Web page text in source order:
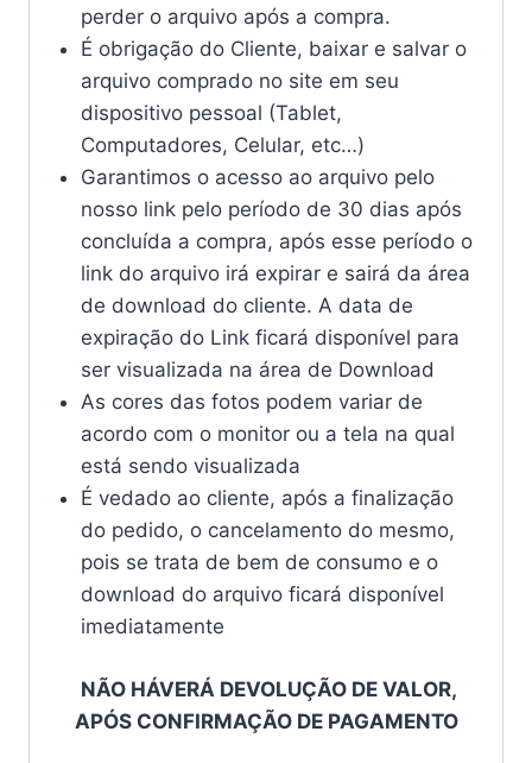
perder o arquivo após a compra.
É obrigação do Cliente, baixar e salvar o
arquivo comprado no site em seu
dispositivo pessoal (Tablet,
Computadores, Celular, etc…)
Garantimos o acesso ao arquivo pelo
nosso link pelo período de 30 dias após
concluída a compra, após esse período o
link do arquivo irá expirar e sairá da área
de download do cliente. A data de
expiração do Link ficará disponível para
ser visualizada na área de Download
As cores das fotos podem variar de
acordo com o monitor ou a tela na qual
está sendo visualizada
É vedado ao cliente, após a finalização
do pedido, o cancelamento do mesmo,
pois se trata de bem de consumo e o
download do arquivo ficará disponível
imediatamente
NÃO HÁVERÁ DEVOLUÇÃO DE VALOR,
APÓS CONFIRMAÇÃO DE PAGAMENTO